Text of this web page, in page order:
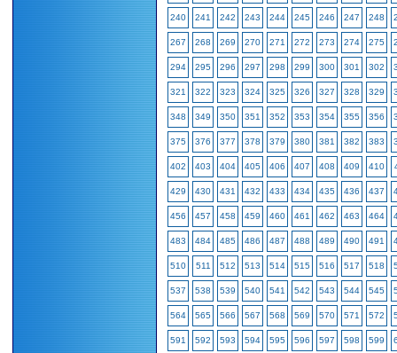
240 241 242 243 244 245 246 247 248
267 268 269 270 271 272 273 274 275
294 295 296 297 298 299 300 301 302
321 322 323 324 325 326 327 328 329
348 349 350 351 352 353 354 355 356
375 376 377 378 379 380 381 382 383
402 403 404 405 406 407 408 409 410
429 430 431 432 433 434 435 436 437
456 457 458 459 460 461 462 463 464
483 484 485 486 487 488 489 490 491
510 511 512 513 514 515 516 517 518
537 538 539 540 541 542 543 544 545
564 565 566 567 568 569 570 571 572
591 592 593 594 595 596 597 598 599